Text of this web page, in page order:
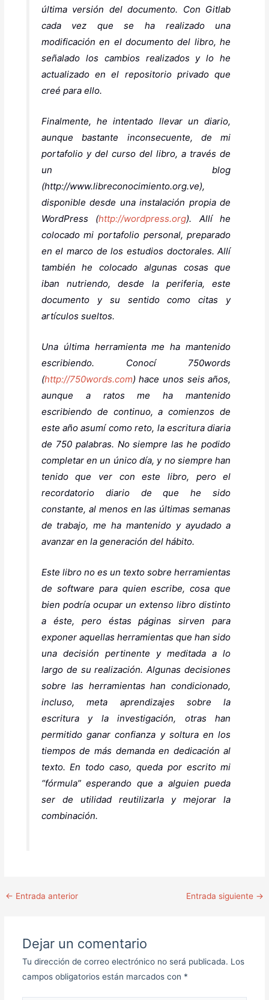
última versión del documento. Con Gitlab
cada vez que se ha realizado una
modificación en el documento del libro, he
señalado los cambios realizados y lo he
actualizado en el repositorio privado que
creé para ello.
Finalmente, he intentado llevar un diario,
aunque bastante inconsecuente, de mi
portafolio y del curso del libro, a través de
un blog
(http://www.libreconocimiento.org.ve),
disponible desde una instalación propia de
WordPress (http://wordpress.org). Allí he
colocado mi portafolio personal, preparado
en el marco de los estudios doctorales. Allí
también he colocado algunas cosas que
iban nutriendo, desde la periferia, este
documento y su sentido como citas y
artículos sueltos.
Una última herramienta me ha mantenido
escribiendo. Conocí 750words
(http://750words.com) hace unos seis años,
aunque a ratos me ha mantenido
escribiendo de continuo, a comienzos de
este año asumí como reto, la escritura diaria
de 750 palabras. No siempre las he podido
completar en un único día, y no siempre han
tenido que ver con este libro, pero el
recordatorio diario de que he sido
constante, al menos en las últimas semanas
de trabajo, me ha mantenido y ayudado a
avanzar en la generación del hábito.
Este libro no es un texto sobre herramientas
de software para quien escribe, cosa que
bien podría ocupar un extenso libro distinto
a éste, pero éstas páginas sirven para
exponer aquellas herramientas que han sido
una decisión pertinente y meditada a lo
largo de su realización. Algunas decisiones
sobre las herramientas han condicionado,
incluso, meta aprendizajes sobre la
escritura y la investigación, otras han
permitido ganar confianza y soltura en los
tiempos de más demanda en dedicación al
texto. En todo caso, queda por escrito mi
“fórmula” esperando que a alguien pueda
ser de utilidad reutilizarla y mejorar la
combinación.
← Entrada anterior Entrada siguiente →
Dejar un comentario
Tu dirección de correo electrónico no será publicada. Los
campos obligatorios están marcados con *